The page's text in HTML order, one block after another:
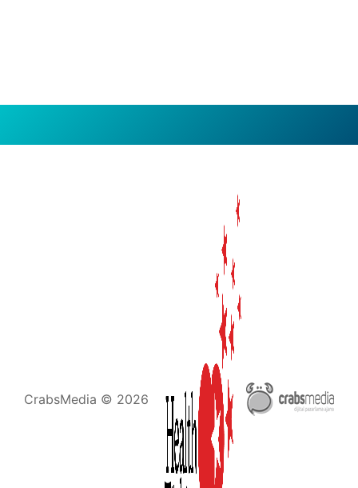
CrabsMedia © 2026